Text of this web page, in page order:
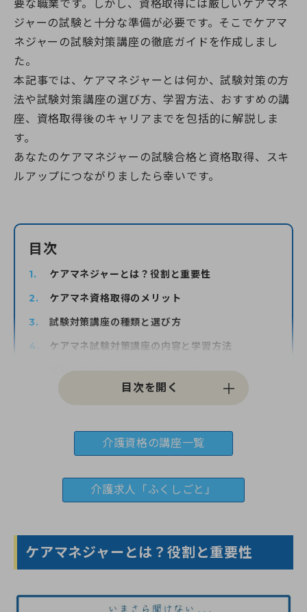
ワンコインイングリッシュ
介護職のねんりんセミナー
ケアマネジャー（介護支援専門員）
職業訓練・行政委託事業
ご希望講座の資料を無料でお届け
お電話でのお申し込み
お問い合わせ
要な職業です。しかし、資格取得には厳しいケアマネ
ジャーの試験と十分な準備が必要です。そこでケアマ
ネジャーの試験対策講座の徹底ガイドを作成しまし
た。
本記事では、ケアマネジャーとは何か、試験対策の方
法や試験対策講座の選び方、学習方法、おすすめの講
座、資格取得後のキャリアまでを包括的に解説しま
す。
あなたのケアマネジャーの試験合格と資格取得、スキ
ルアップにつながりましたら幸いです。
目次
ケアマネジャーとは？役割と重要性
ケアマネ資格取得のメリット
試験対策講座の種類と選び方
ケアマネ試験対策講座の内容と学習方法
おすすめのケアマネ講座【オンライン・通学別】
ケアマネ講座ガイドのまとめと要約
介護資格の講座一覧
介護求人「ふくしごと」
ケアマネジャーとは？役割と重要性